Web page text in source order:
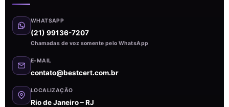
WHATSAPP
(21) 99136-7207
Chamadas de voz somente pelo WhatsApp
E-MAIL
contato@bestcert.com.br
LOCALIZAÇÃO
Rio de Janeiro – RJ